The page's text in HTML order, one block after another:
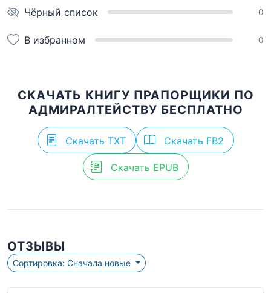
Чёрный список 0
В избранном 0
СКАЧАТЬ КНИГУ ПРАПОРЩИКИ ПО
АДМИРАЛТЕЙСТВУ БЕСПЛАТНО
Скачать TXT Скачать FB2
Скачать EPUB
ОТЗЫВЫ
Сортировка: Сначала новые